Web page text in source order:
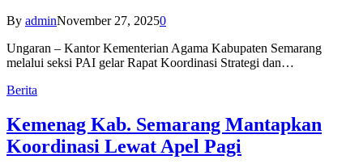
By adminNovember 27, 20250
Ungaran – Kantor Kementerian Agama Kabupaten Semarang
melalui seksi PAI gelar Rapat Koordinasi Strategi dan…
Berita
Kemenag Kab. Semarang Mantapkan
Koordinasi Lewat Apel Pagi